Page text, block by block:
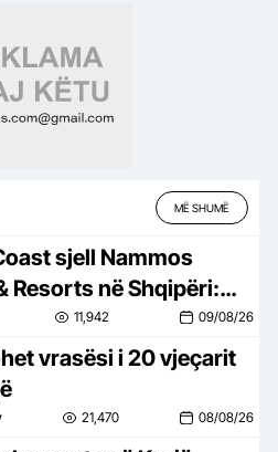
MË SHUMË
sjell Nammos
Resorts në Shqipëri:
i ri lifestyle
11,942 09/08/26
vrasësi i 20 vjeçarit
21,470 08/08/26